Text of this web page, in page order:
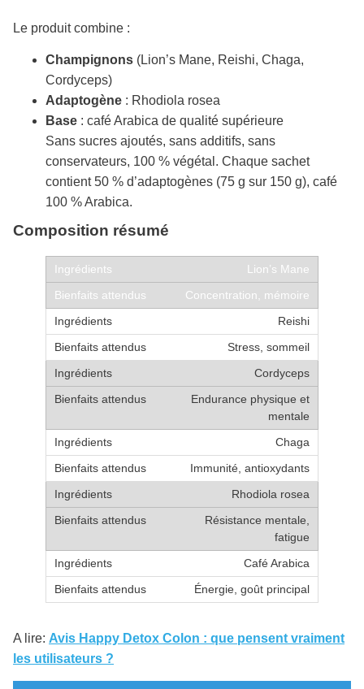
Le produit combine :
Champignons (Lion’s Mane, Reishi, Chaga,
Cordyceps)
Adaptogène : Rhodiola rosea
Base : café Arabica de qualité supérieure
Sans sucres ajoutés, sans additifs, sans
conservateurs, 100 % végétal. Chaque sachet
contient 50 % d’adaptogènes (75 g sur 150 g), café
100 % Arabica.
Composition résumé
Lion’s Mane
Concentration, mémoire
Reishi
Stress, sommeil
Cordyceps
Endurance physique et
mentale
Chaga
Immunité, antioxydants
Rhodiola rosea
Résistance mentale,
fatigue
Café Arabica
Énergie, goût principal
A lire: Avis Happy Detox Colon : que pensent vraiment
les utilisateurs ?